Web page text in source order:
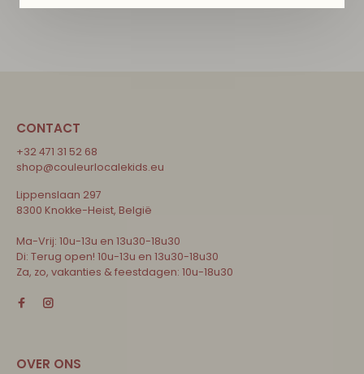
CONTACT
+32 471 31 52 68
shop@couleurlocalekids.eu
Lippenslaan 297
8300 Knokke-Heist, België
Ma-Vrij: 10u-13u en 13u30-18u30
Di: Terug open! 10u-13u en 13u30-18u30
Za, zo, vakanties & feestdagen: 10u-18u30